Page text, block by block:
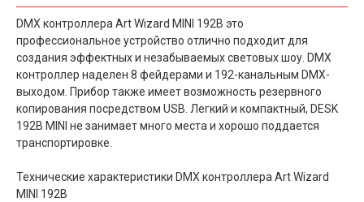
DMX контроллера Art Wizard MINI 192B это
профессиональное устройство отлично подходит для
создания эффектных и незабываемых световых шоу. DMX
контроллер наделен 8 фейдерами и 192-канальным DMX-
выходом. Прибор также имеет возможность резервного
копирования посредством USB. Легкий и компактный, DESK
192B MINI не занимает много места и хорошо поддается
транспортировке.
Технические характеристики DMX контроллера Art Wizard
MINI 192B